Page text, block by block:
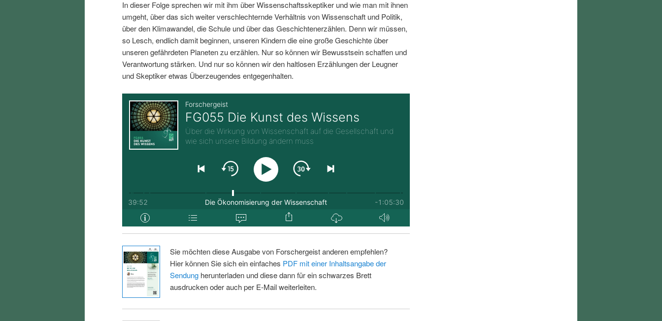
p
r
i
n
g
e
n
t
s
p
r
i
n
g
In dieser Folge sprechen wir mit ihm über Wissenschaftsskeptiker und wie man mit ihnen
umgeht, über das sich weiter verschlechternde Verhältnis von Wissenschaft und Politik,
über den Klimawandel, die Schule und über das Geschichtenerzählen. Denn wir müssen,
so Lesch, endlich damit beginnen, unseren Kindern die eine große Geschichte über
unseren gefährdeten Planeten zu erzählen. Nur so können wir Bewusstsein schaffen und
Verantwortung stärken. Und nur so können wir den haltlosen Erzählungen der Leugner
und Skeptiker etwas Überzeugendes entgegenhalten.
Sie möchten diese Ausgabe von Forschergeist anderen empfehlen?
Hier können Sie sich ein einfaches PDF mit einer Inhaltsangabe der
Sendungherunterladen und diese dann für ein schwarzes Brett
ausdrucken oder auch per E-Mail weiterleiten.